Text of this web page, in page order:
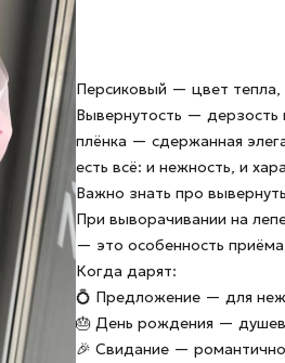
Персиковый — цвет тепла,
Вывернутость — дерзость
плёнка — сдержанная
есть всё: и нежность, и
Важно знать про
При выворачивании на
— это особенность
Когда дарят:
💍 Предложение — для
🎂 День рождения —
🎉 Свидание —